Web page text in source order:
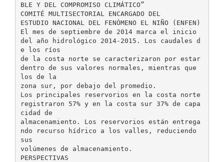
BLE Y DEL COMPROMISO CLIMÁTICO”
COMITÉ MULTISECTORIAL ENCARGADO DEL
ESTUDIO NACIONAL DEL FENÓMENO EL NIÑO (ENFEN)
El mes de septiembre de 2014 marca el inicio
del año hidrológico 2014-2015. Los caudales d
e los ríos
de la costa norte se caracterizaron por estar
dentro de sus valores normales, mientras que
los de la
zona sur, por debajo del promedio.
Los principales reservorios en la costa norte
registraron 57% y en la costa sur 37% de capa
cidad de
almacenamiento. Los reservorios están entrega
ndo recurso hídrico a los valles, reduciendo
sus
volúmenes de almacenamiento.
PERSPECTIVAS